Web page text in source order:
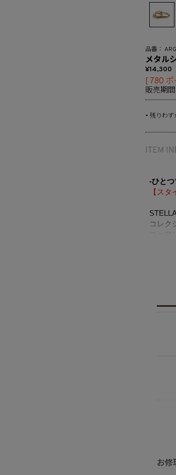
メタル
14,300
[ 780 ポ
販売期間
- 残りわず
-ひと
【ス
コレク
◆大草
※ニッ
金属
【
やわ
お修